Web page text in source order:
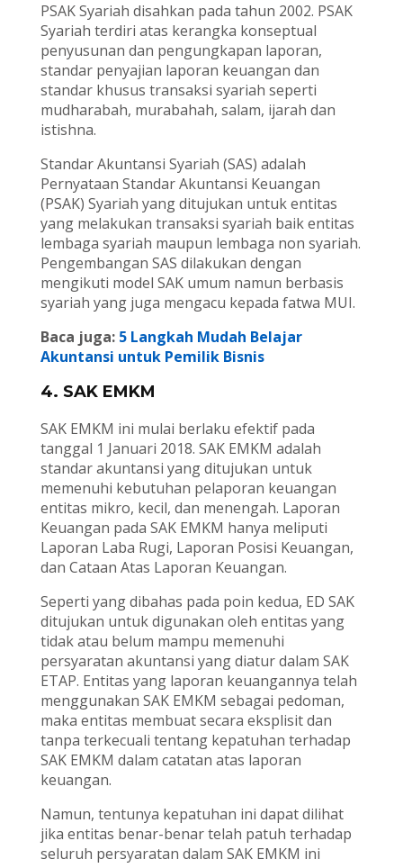
PSAK Syariah disahkan pada tahun 2002. PSAK
Syariah terdiri atas kerangka konseptual
penyusunan dan pengungkapan laporan,
standar penyajian laporan keuangan dan
standar khusus transaksi syariah seperti
mudharabah, murabahah, salam, ijarah dan
istishna.
Standar Akuntansi Syariah (SAS) adalah
Pernyataan Standar Akuntansi Keuangan
(PSAK) Syariah yang ditujukan untuk entitas
yang melakukan transaksi syariah baik entitas
lembaga syariah maupun lembaga non syariah.
Pengembangan SAS dilakukan dengan
mengikuti model SAK umum namun berbasis
syariah yang juga mengacu kepada fatwa MUI.
Baca juga: 5 Langkah Mudah Belajar
Akuntansi untuk Pemilik Bisnis
4. SAK EMKM
SAK EMKM ini mulai berlaku efektif pada
tanggal 1 Januari 2018. SAK EMKM adalah
standar akuntansi yang ditujukan untuk
memenuhi kebutuhan pelaporan keuangan
entitas mikro, kecil, dan menengah. Laporan
Keuangan pada SAK EMKM hanya meliputi
Laporan Laba Rugi, Laporan Posisi Keuangan,
dan Cataan Atas Laporan Keuangan.
Seperti yang dibahas pada poin kedua, ED SAK
ditujukan untuk digunakan oleh entitas yang
tidak atau belum mampu memenuhi
persyaratan akuntansi yang diatur dalam SAK
ETAP. Entitas yang laporan keuangannya telah
menggunakan SAK EMKM sebagai pedoman,
maka entitas membuat secara eksplisit dan
tanpa terkecuali tentang kepatuhan terhadap
SAK EMKM dalam catatan atas laporan
keuangan.
Namun, tentunya kepatuhan ini dapat dilihat
jika entitas benar-benar telah patuh terhadap
seluruh persyaratan dalam SAK EMKM ini